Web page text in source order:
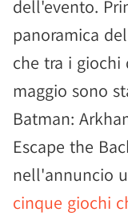
dell'evento.
panoramica
che tra i giochi
maggio sono
Batman:
Escape the
nell'annuncio
cinque giochi